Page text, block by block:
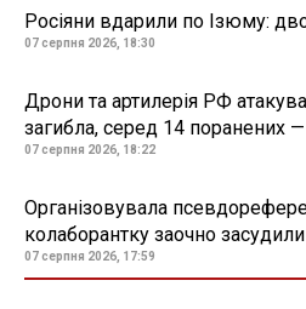
Росіяни вдарили по Ізюму:
07 серпня 2026, 18:30
Дрони та артилерія РФ
загибла, серед 14 поранених
07 серпня 2026, 18:22
Організовувала
колаборантку заочно
07 серпня 2026, 17:59